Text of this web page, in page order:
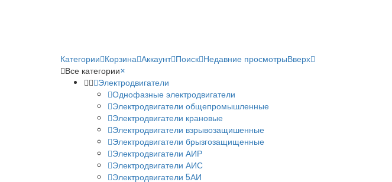
Категории Корзина Аккаунт Поиск Недавние просмотрыВверх
Все категории×
Электродвигатели
Однофазные электродвигатели
Электродвигатели общепромышленные
Электродвигатели крановые
Электродвигатели взрывозащишенные
Электродвигатели брызгозащищенные
Электродвигатели АИР
Электродвигатели АИС
Электродвигатели 5АИ